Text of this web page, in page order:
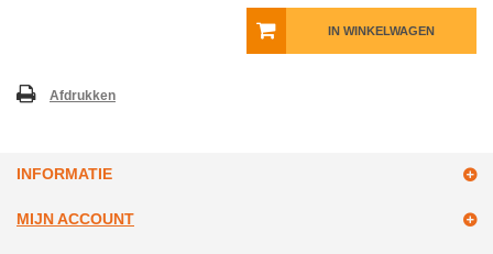
IN WINKELWAGEN
Afdrukken
INFORMATIE
MIJN ACCOUNT